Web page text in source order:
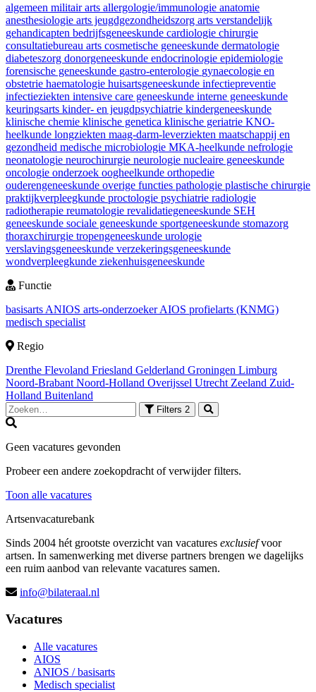
algemeen militair arts allergologie/immunologie anatomie
anesthesiologie arts jeugdgezondheidszorg arts verstandelijk
gehandicapten bedrijfsgeneeskunde cardiologie chirurgie
consultatiebureau arts cosmetische geneeskunde dermatologie
diabeteszorg donorgeneeskunde endocrinologie epidemiologie
forensische geneeskunde gastro-enterologie gynaecologie en
obstetrie haematologie huisartsgeneeskunde infectiepreventie
infectieziekten intensive care geneeskunde interne geneeskunde
keuringsarts kinder- en jeugdpsychiatrie kindergeneeskunde
klinische chemie klinische genetica klinische geriatrie KNO-
heelkunde longziekten maag-darm-leverziekten maatschappij en
gezondheid medische microbiologie MKA-heelkunde nefrologie
neonatologie neurochirurgie neurologie nucleaire geneeskunde
oncologie onderzoek oogheelkunde orthopedie
ouderengeneeskunde overige functies pathologie plastische chirurgie
praktijkverpleegkunde proctologie psychiatrie radiologie
radiotherapie reumatologie revalidatiegeneeskunde SEH
geneeskunde sociale geneeskunde sportgeneeskunde stomazorg
thoraxchirurgie tropengeneeskunde urologie
verslavingsgeneeskunde verzekeringsgeneeskunde
wondverpleegkunde ziekenhuisgeneeskunde
Functie
basisarts ANIOS arts-onderzoekerAIOS profielarts (KNMG)
medisch specialist
Regio
Drenthe Flevoland Friesland Gelderland Groningen Limburg
Noord-Brabant Noord-Holland Overijssel Utrecht Zeeland Zuid-
Holland Buitenland
Filters 2
Geen vacatures gevonden
Probeer een andere zoekopdracht of verwijder filters.
Toon alle vacatures
Artsenvacaturebank
Sinds 2004 hét grootste overzicht van vacatures exclusiefvoor
artsen. In samenwerking met diverse partners brengen we dagelijks
een ruim aanbod van relevante vacatures samen.
info@bilateraal.nl
Vacatures
Alle vacatures
AIOS
ANIOS / basisarts
Medisch specialist